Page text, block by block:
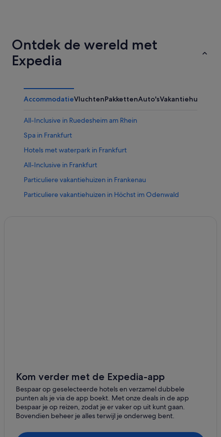
Ontdek de wereld met
Expedia
AccommodatieVluchtenPakkettenAuto'sVakantiehuizen
All-Inclusive in Ruedesheim am Rhein
Spa in Frankfurt
Hotels met waterpark in Frankfurt
All-Inclusive in Frankfurt
Particuliere vakantiehuizen in Frankenau
Particuliere vakantiehuizen in Höchst im Odenwald
Hotels met 3 sterren in Frankfurt
Hotels in Dillenburg
Hotels in Darmstadt
Hotels in Willingen
Hotels in Wiesbaden
Kom verder met de Expedia-app
Bespaar op geselecteerde hotels en verzamel dubbele
punten als je via de app boekt. Met onze deals in de app
bespaar je op reizen, zodat je er vaker op uit kunt gaan.
Bovendien beheer je alles terwijl je onderweg bent.